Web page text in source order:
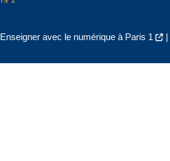
Enseigner avec le numérique à Paris 1 |